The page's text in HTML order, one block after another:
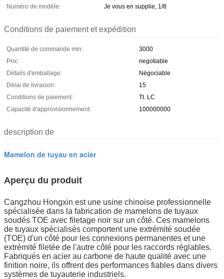
Numéro de modèle:
Je vous en supplie, 1/8
Conditions de paiement et expédition
Quantité de commande min:
3000
Prix:
negotiable
Détails d'emballage:
Négociable
Délai de livraison:
15
Conditions de paiement:
Tt. LC
Capacité d'approvisionnement:
100000000
description de
Mamelon de tuyau en acier
Aperçu du produit
Cangzhou Hongxin est une usine chinoise professionnelle
spécialisée dans la fabrication de mamelons de tuyaux
soudés TOE avec filetage noir sur un côté. Ces mamelons
de tuyaux spécialisés comportent une extrémité soudée
(TOE) d'un côté pour les connexions permanentes et une
extrémité filetée de l'autre côté pour les raccords réglables.
Fabriqués en acier au carbone de haute qualité avec une
finition noire, ils offrent des performances fiables dans divers
systèmes de tuyauterie industriels.